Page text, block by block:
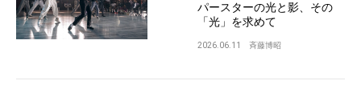
パースターの光と影、その
「光」を求めて
2026.06.11 斉藤博昭